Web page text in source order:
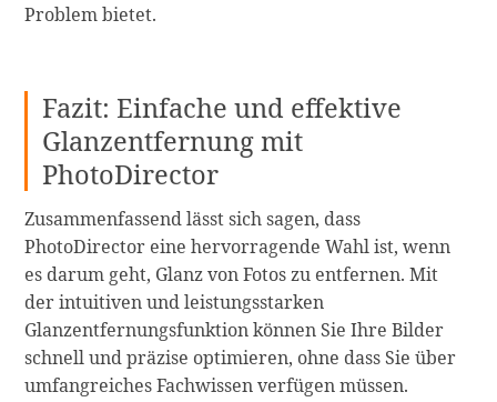
Problem bietet.
Fazit: Einfache und effektive
Glanzentfernung mit
PhotoDirector
Zusammenfassend lässt sich sagen, dass
PhotoDirector eine hervorragende Wahl ist, wenn
es darum geht, Glanz von Fotos zu entfernen. Mit
der intuitiven und leistungsstarken
Glanzentfernungsfunktion können Sie Ihre Bilder
schnell und präzise optimieren, ohne dass Sie über
umfangreiches Fachwissen verfügen müssen.